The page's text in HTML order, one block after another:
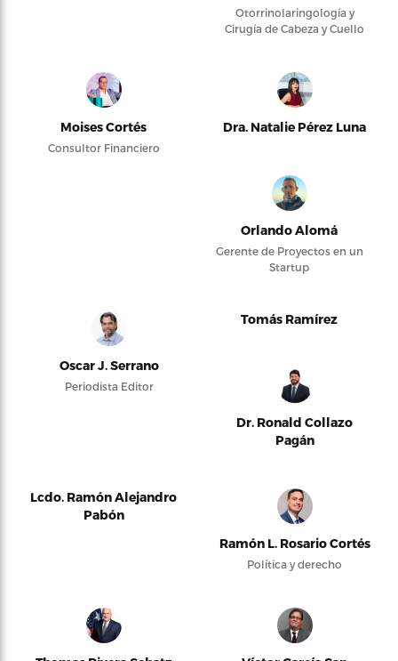
Otorrinolaringología y
Cirugía de Cabeza y Cuello
Moises Cortés
Consultor Financiero
Dra. Natalie Pérez Luna
Orlando Alomá
Gerente de Proyectos en un
Startup
Oscar J. Serrano
Periodista Editor
Tomás Ramírez
Dr. Ronald Collazo
Pagán
Lcdo. Ramón Alejandro
Pabón
Ramón L. Rosario Cortés
Política y derecho